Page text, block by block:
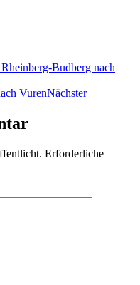
Budberg nach
VurenNächster
Erforderliche